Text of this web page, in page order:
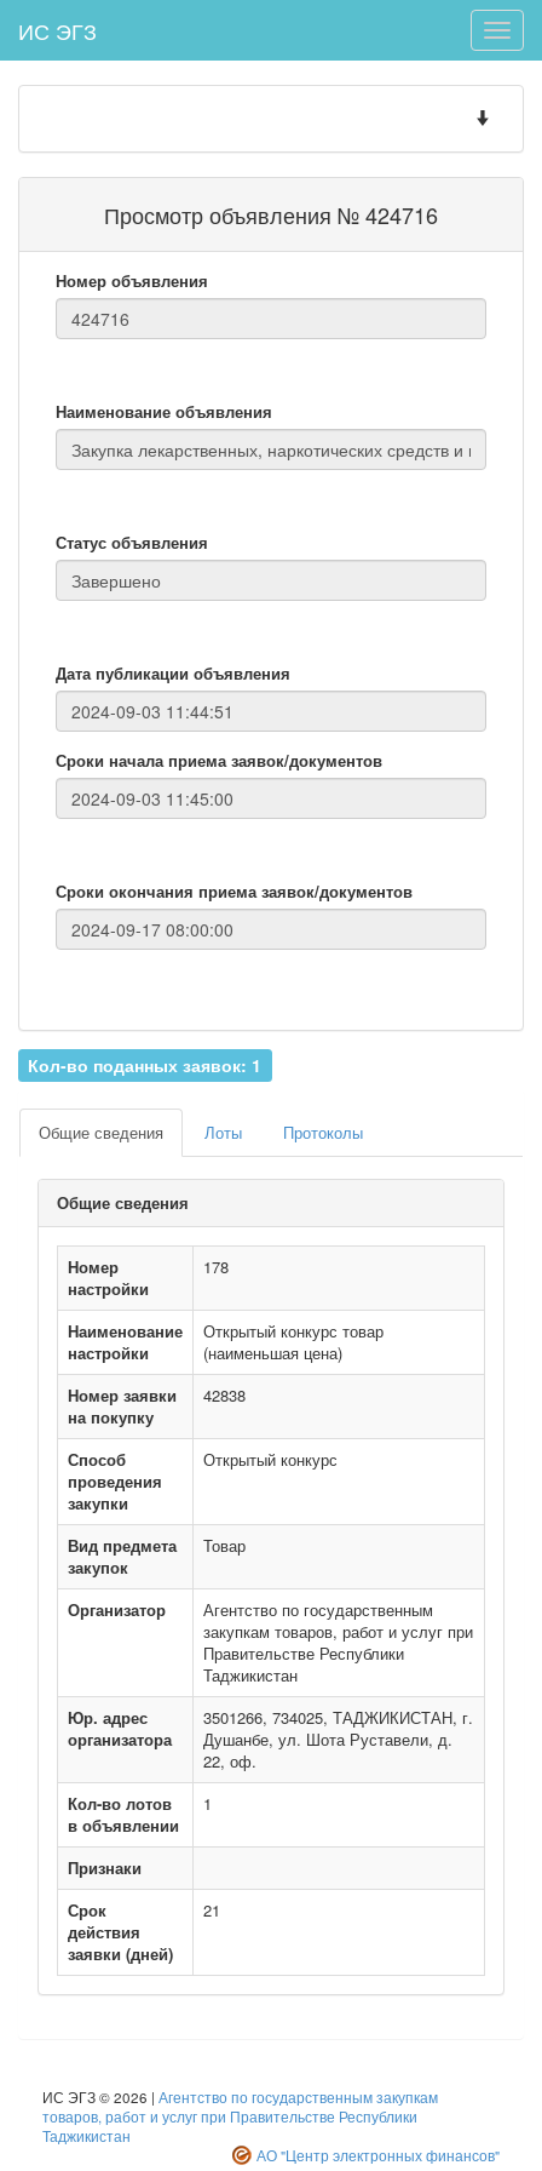
Toggle
ИС ЭГЗ
Toggle
Просмотр объявления № 424716
Номер объявления
Наименование объявления
Статус объявления
Дата публикации объявления
Сроки начала приема заявок/документов
Сроки окончания приема заявок/документов
Кол-во поданных заявок: 1
Общие сведения Лоты Протоколы
Общие сведения
Номер
настройки
178
Наименование
настройки
Открытый конкурс товар
(наименьшая цена)
Номер заявки
на покупку
42838
Способ
проведения
закупки
Открытый конкурс
Вид предмета
закупок
Товар
Организатор
Агентство по государственным
закупкам товаров, работ и услуг при
Правительстве Республики
Таджикистан
Юр. адрес
организатора
3501266, 734025, ТАДЖИКИСТАН, г.
Душанбе, ул. Шота Руставели, д.
22, оф.
Кол-во лотов
в объявлении
1
Признаки
Срок
действия
заявки (дней)
21
ИС ЭГЗ © 2026 | Агентство по государственным закупкам
товаров, работ и услуг при Правительстве Республики
Таджикистан
АО "Центр электронных финансов"